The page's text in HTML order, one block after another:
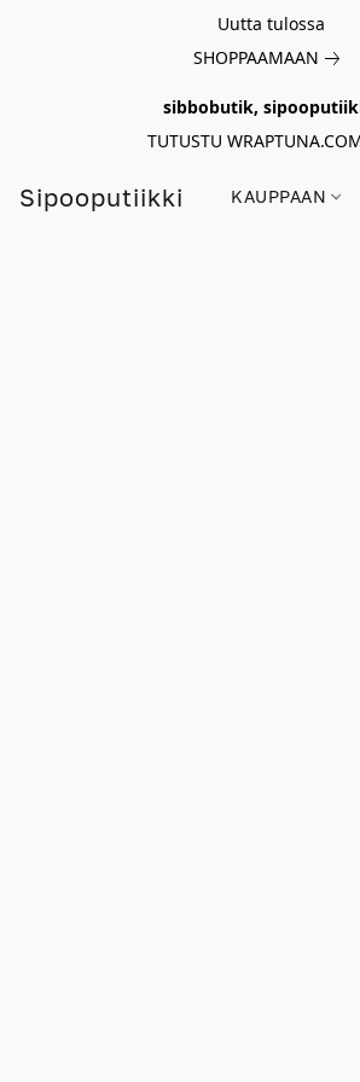
Uutta tulossa
SHOPPAAMAAN
sibbobutik,
TUTUSTU
Sipooputiikki KAUPPAAN